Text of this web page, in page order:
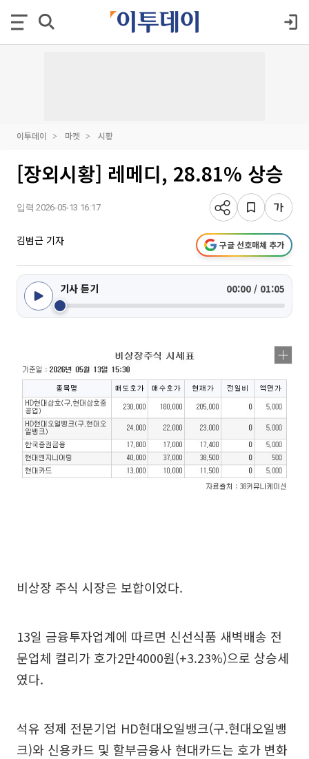
이투데이 마켓 시황
[장외시황] 레메디, 28.81% 상승
입력 2026-05-13 16:17
김범근 기자 구글 선호매체 추가
기사 듣기 00:00 / 01:05
비상장 주식 시장은 보합이었다.
13일 금융투자업계에 따르면 신선식품 새벽배송 전
문업체 컬리가 호가2만4000원(+3.23%)으로 상승세
였다.
석유 정제 전문기업 HD현대오일뱅크(구.현대오일뱅
크)와 신용카드 및 할부금융사 현대카드는 호가 변화